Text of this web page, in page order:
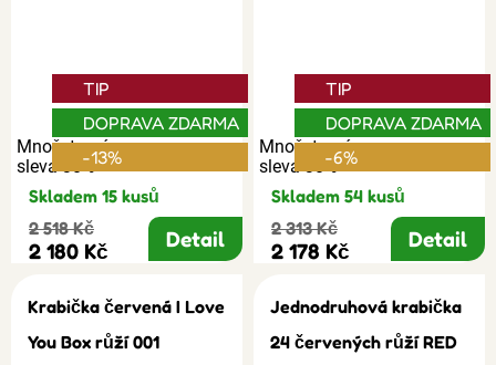
Množstevní
sleva 30%
TIP
DOPRAVA ZDARMA
-13%
Skladem 15 kusů
2 518 Kč
2 180 Kč Detail
Množstevní
sleva 30%
TIP
DOPRAVA ZDARMA
-6%
Skladem 54 kusů
2 313 Kč
2 178 Kč Detail
Krabička červená I Love
You Box růží 001
Jednodruhová krabička
24 červených růží RED